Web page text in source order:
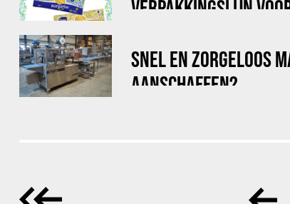
VERPAKKINGSLIJN
SNEL EN ZORGELOOS
AANSCHAFFEN?